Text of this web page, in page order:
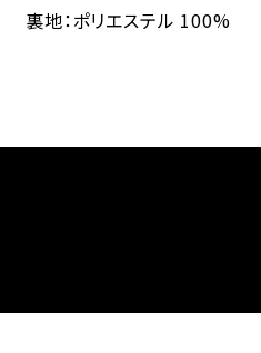
裏地：ポリエステル 100%